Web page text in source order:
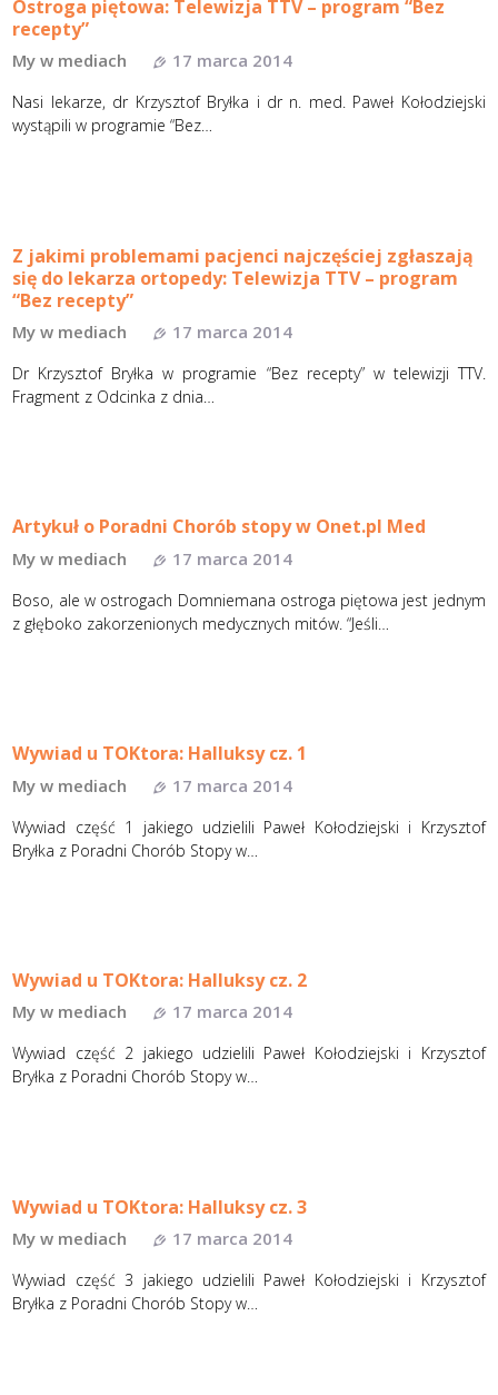
Ostroga piętowa: Telewizja TTV – program “Bez
recepty”
My w mediach 17 marca 2014
Nasi lekarze, dr Krzysztof Bryłka i dr n. med. Paweł Kołodziejski
wystąpili w programie “Bez…
Z jakimi problemami pacjenci najczęściej zgłaszają
się do lekarza ortopedy: Telewizja TTV – program
“Bez recepty”
My w mediach 17 marca 2014
Dr Krzysztof Bryłka w programie “Bez recepty” w telewizji TTV.
Fragment z Odcinka z dnia…
Artykuł o Poradni Chorób stopy w Onet.pl Med
My w mediach 17 marca 2014
Boso, ale w ostrogach Domniemana ostroga piętowa jest jednym
z głęboko zakorzenionych medycznych mitów. “Jeśli…
Wywiad u TOKtora: Halluksy cz. 1
My w mediach 17 marca 2014
Wywiad część 1 jakiego udzielili Paweł Kołodziejski i Krzysztof
Bryłka z Poradni Chorób Stopy w…
Wywiad u TOKtora: Halluksy cz. 2
My w mediach 17 marca 2014
Wywiad część 2 jakiego udzielili Paweł Kołodziejski i Krzysztof
Bryłka z Poradni Chorób Stopy w…
Wywiad u TOKtora: Halluksy cz. 3
My w mediach 17 marca 2014
Wywiad część 3 jakiego udzielili Paweł Kołodziejski i Krzysztof
Bryłka z Poradni Chorób Stopy w…